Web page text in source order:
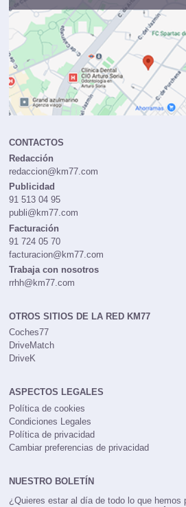
CONTACTOS
Redacción
redaccion@km77.com
Publicidad
91 513 04 95
publi@km77.com
Facturación
91 724 05 70
facturacion@km77.com
Trabaja con nosotros
rrhh@km77.com
OTROS SITIOS DE LA RED KM77
Coches77
DriveMatch
DriveK
ASPECTOS LEGALES
Política de cookies
Condiciones Legales
Política de privacidad
Cambiar preferencias de privacidad
NUESTRO BOLETÍN
¿Quieres estar al día de todo lo que hemos